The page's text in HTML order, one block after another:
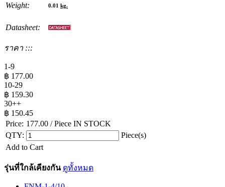
Weight: 0.01 kg.
Datasheet:
ราคา :::
1-9
฿ 177.00
10-29
฿ 159.30
30++
฿ 150.45
Price: 177.00 / Piece IN STOCK
QTY:
Piece(s)
Add to Cart
รุ่นที่ใกล้เคียงกัน ดูทั้งหมด